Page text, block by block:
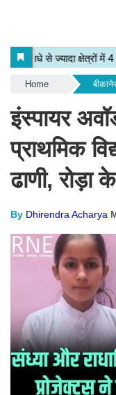
Home
इंस्पायर
प्राथमिक
ढाणी, रोड़ा
By Dhirendra Acharya